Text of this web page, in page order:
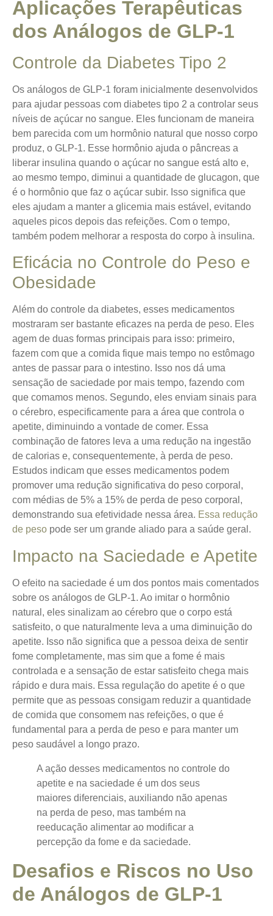
Aplicações Terapêuticas
dos Análogos de GLP-1
Controle da Diabetes Tipo 2
Os análogos de GLP-1 foram inicialmente desenvolvidos
para ajudar pessoas com diabetes tipo 2 a controlar seus
níveis de açúcar no sangue. Eles funcionam de maneira
bem parecida com um hormônio natural que nosso corpo
produz, o GLP-1. Esse hormônio ajuda o pâncreas a
liberar insulina quando o açúcar no sangue está alto e,
ao mesmo tempo, diminui a quantidade de glucagon, que
é o hormônio que faz o açúcar subir. Isso significa que
eles ajudam a manter a glicemia mais estável, evitando
aqueles picos depois das refeições. Com o tempo,
também podem melhorar a resposta do corpo à insulina.
Eficácia no Controle do Peso e
Obesidade
Além do controle da diabetes, esses medicamentos
mostraram ser bastante eficazes na perda de peso. Eles
agem de duas formas principais para isso: primeiro,
fazem com que a comida fique mais tempo no estômago
antes de passar para o intestino. Isso nos dá uma
sensação de saciedade por mais tempo, fazendo com
que comamos menos. Segundo, eles enviam sinais para
o cérebro, especificamente para a área que controla o
apetite, diminuindo a vontade de comer. Essa
combinação de fatores leva a uma redução na ingestão
de calorias e, consequentemente, à perda de peso.
Estudos indicam que esses medicamentos podem
promover uma redução significativa do peso corporal,
com médias de 5% a 15% de perda de peso corporal,
demonstrando sua efetividade nessa área. Essa redução
de peso pode ser um grande aliado para a saúde geral.
Impacto na Saciedade e Apetite
O efeito na saciedade é um dos pontos mais comentados
sobre os análogos de GLP-1. Ao imitar o hormônio
natural, eles sinalizam ao cérebro que o corpo está
satisfeito, o que naturalmente leva a uma diminuição do
apetite. Isso não significa que a pessoa deixa de sentir
fome completamente, mas sim que a fome é mais
controlada e a sensação de estar satisfeito chega mais
rápido e dura mais. Essa regulação do apetite é o que
permite que as pessoas consigam reduzir a quantidade
de comida que consomem nas refeições, o que é
fundamental para a perda de peso e para manter um
peso saudável a longo prazo.
A ação desses medicamentos no controle do
apetite e na saciedade é um dos seus
maiores diferenciais, auxiliando não apenas
na perda de peso, mas também na
reeducação alimentar ao modificar a
percepção da fome e da saciedade.
Desafios e Riscos no Uso
de Análogos de GLP-1